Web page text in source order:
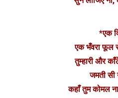
*एक
एक भँवरा फूल
तुम्हारी और
जमती सी
कहाँ तुम कोमल